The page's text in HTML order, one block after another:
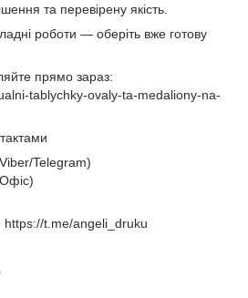
та перевірену якість.
роботи — оберіть вже готову
прямо зараз:
tablychky-ovaly-ta-medaliony-na-
Telegram)
https://t.me/angeli_druku